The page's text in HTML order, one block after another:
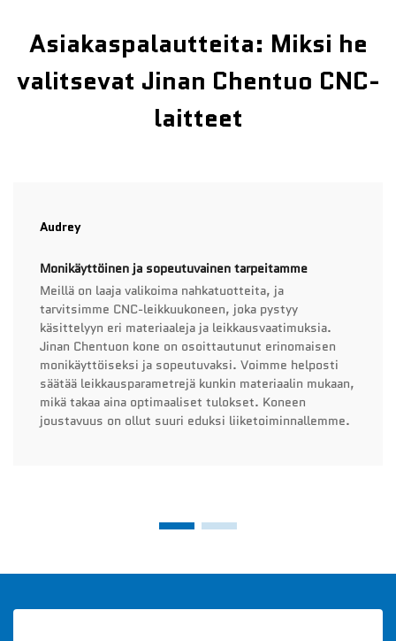
Asiakaspalautteita: Miksi he
valitsevat Jinan Chentuo CNC-
laitteet
Audrey
Monikäyttöinen ja sopeutuvainen tarpeitamme
Meillä on laaja valikoima nahkatuotteita, ja
tarvitsimme CNC-leikkuukoneen, joka pystyy
käsittelyyn eri materiaaleja ja leikkausvaatimuksia.
Jinan Chentuon kone on osoittautunut erinomaisen
monikäyttöiseksi ja sopeutuvaksi. Voimme helposti
säätää leikkausparametrejä kunkin materiaalin mukaan,
mikä takaa aina optimaaliset tulokset. Koneen
joustavuus on ollut suuri eduksi liiketoiminnallemme.